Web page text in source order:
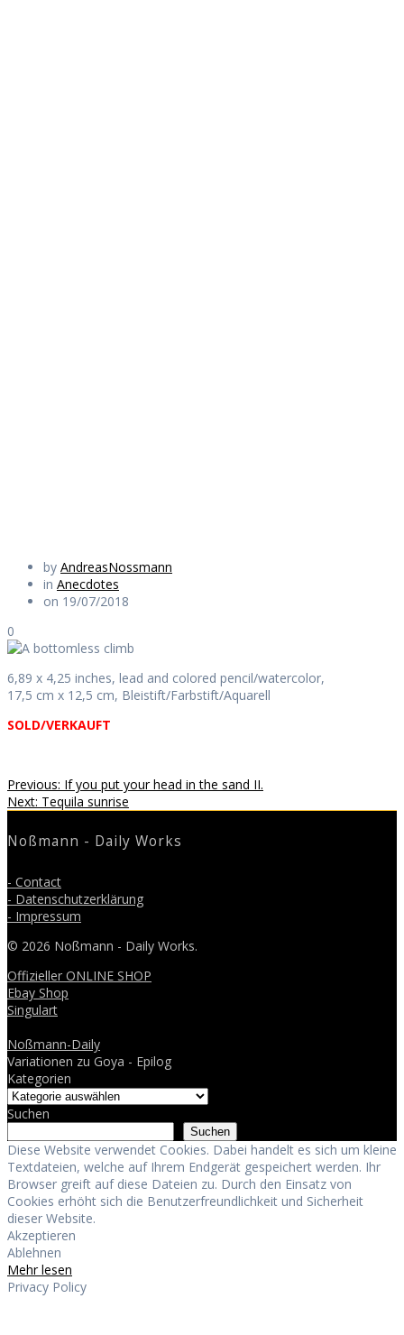
by AndreasNossmann
in Anecdotes
on 19/07/2018
0
6,89 x 4,25 inches, lead and colored pencil/watercolor,
17,5 cm x 12,5 cm, Bleistift/Farbstift/Aquarell
SOLD/VERKAUFT
Beitragsnavigation
Previous: Previous
post:
If you put your head in the sand II.
Next: Next
Tequila sunrise
Noßmann - Daily Works
- Contact
- Datenschutzerklärung
- Impressum
© 2026 Noßmann - Daily Works.
Offizieller ONLINE SHOP
Ebay Shop
Singulart
Noßmann-Daily
Variationen zu Goya - Epilog
Kategorien
Suchen
Suchen
Diese Website verwendet Cookies. Dabei handelt es sich um kleine
Textdateien, welche auf Ihrem Endgerät gespeichert werden. Ihr
Browser greift auf diese Dateien zu. Durch den Einsatz von
Cookies erhöht sich die Benutzerfreundlichkeit und Sicherheit
dieser Website.
Akzeptieren
Ablehnen
Mehr lesen
Privacy Policy